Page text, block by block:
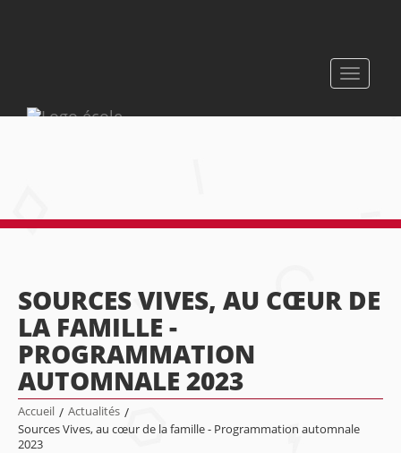
Toggle
SOURCES VIVES, AU CŒUR DE
LA FAMILLE -
PROGRAMMATION
AUTOMNALE 2023
Accueil / Actualités /
Sources Vives, au cœur de la famille - Programmation automnale
2023